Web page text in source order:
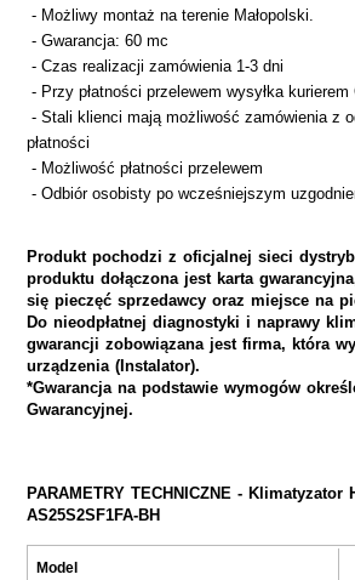
- Możliwy montaż na terenie Małopolski.
- Gwarancja: 60 mc
- Czas realizacji zamówienia 1-3 dni
- Przy płatności przelewem wysyłka kurierem
- Stali klienci mają możliwość zamówienia z
płatności
- Możliwość płatności przelewem
- Odbiór osobisty po wcześniejszym
Produkt pochodzi z oficjalnej sieci
produktu dołączona jest karta
się pieczęć sprzedawcy oraz miejsce na
Do nieodpłatnej diagnostyki i naprawy
gwarancji zobowiązana jest firma, która
urządzenia ( Instalator).
*Gwarancja na podstawie wymogów
Gwarancyjnej.
PARAMETRY TECHNICZNE - Klimatyzator
AS25S2SF1FA-BH
Model